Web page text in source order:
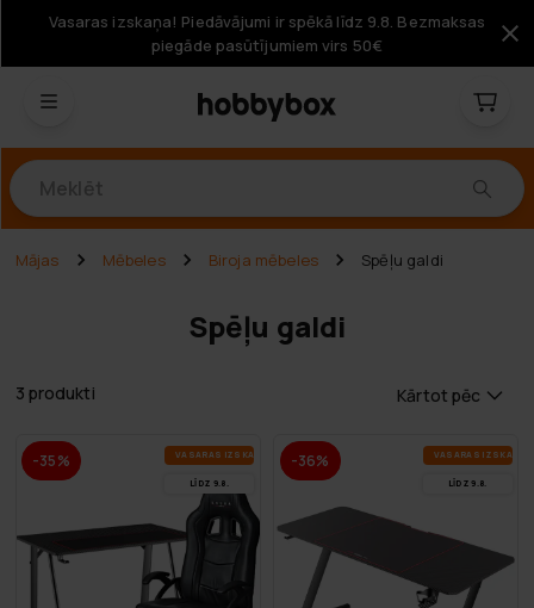
Vasaras izskaņa! Piedāvājumi ir spēkā līdz 9.8. Bezmaksas
piegāde pasūtījumiem virs 50€
Mājas Mēbeles Biroja mēbeles Spēļu galdi
Spēļu galdi
3 produkti Kārtot pēc
-35% VA­SA­RAS IZ­SKA­ŅA
LĪDZ 9.8.
-36% VA­SA­RAS IZ­SKA­ŅA
LĪDZ 9.8.